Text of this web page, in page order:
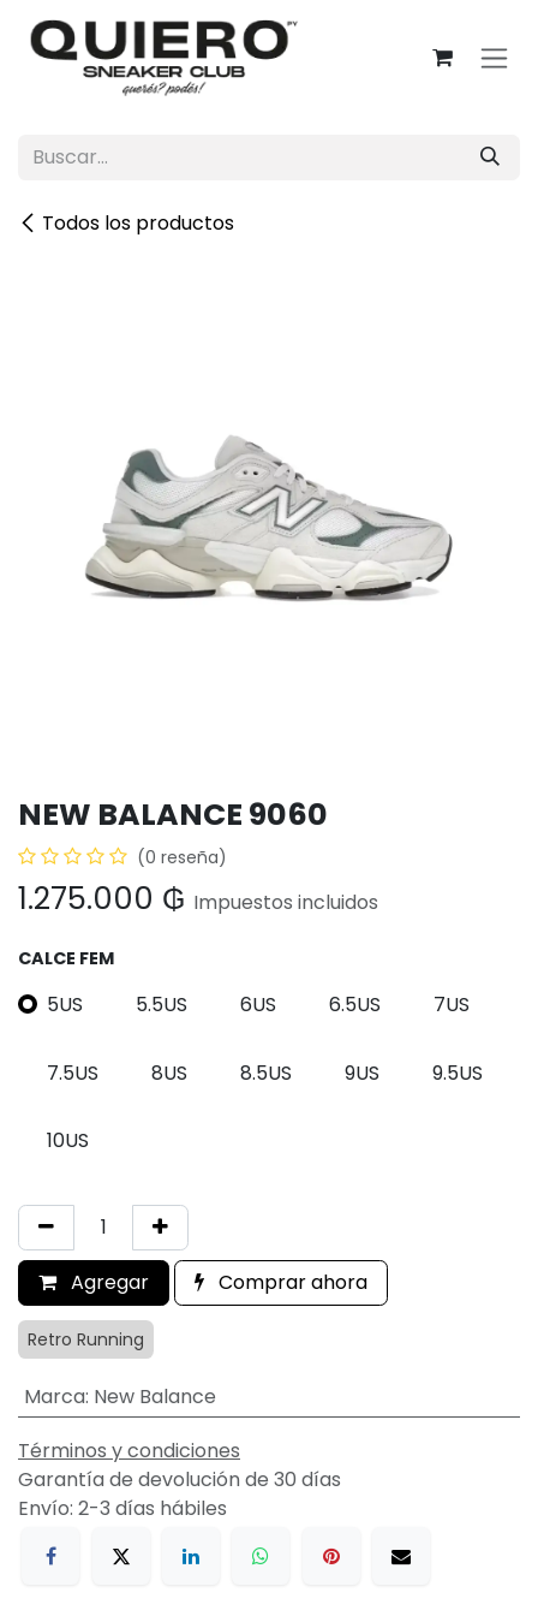
Ir al contenido
Todos los productos
NEW BALANCE 9060
(0 reseña)
1.275.000 ₲ Impuestos incluidos
CALCE FEM
5US 5.5US 6US 6.5US 7US
7.5US 8US 8.5US 9US 9.5US
10US
Agregar Comprar ahora
Retro Running
Marca: New Balance
Términos y condiciones
Garantía de devolución de 30 días
Envío: 2-3 días hábiles